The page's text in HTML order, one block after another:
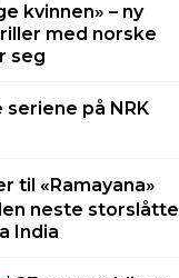
kvinnen» – ny
med norske
seg
seriene på NRK
til «Ramayana»
neste storslåtte
India